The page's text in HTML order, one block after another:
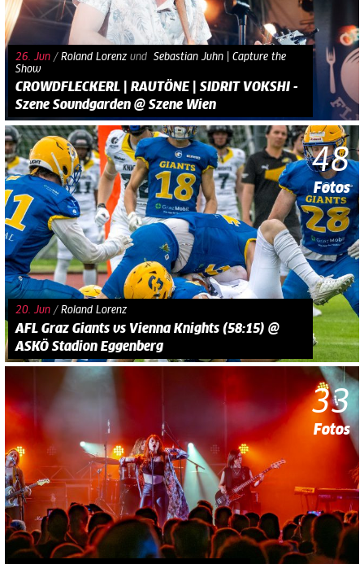
26. Jun / Roland Lorenz und​ Sebastian Juhn | Capture the
Show
CROWDFLECKERL | RAUTÖNE | SIDRIT VOKSHI -
Szene Soundgarden @ Szene Wien
20. Jun / Roland Lorenz
AFL Graz Giants vs Vienna Knights (58:15) @
ASKÖ Stadion Eggenberg
48
Fotos
33
Fotos